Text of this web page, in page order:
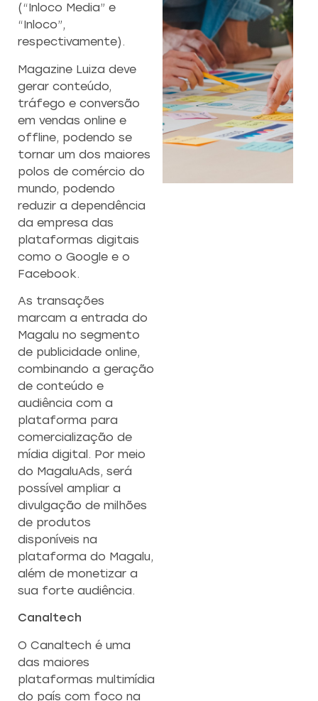
(“Inloco Media” e
“Inloco”,
respectivamente).
Magazine Luiza deve
gerar conteúdo,
tráfego e conversão
em vendas online e
offline, podendo se
tornar um dos maiores
polos de comércio do
mundo, podendo
reduzir a dependência
da empresa das
plataformas digitais
como o Google e o
Facebook.
As transações
marcam a entrada do
Magalu no segmento
de publicidade online,
combinando a geração
de conteúdo e
audiência com a
plataforma para
comercialização de
mídia digital. Por meio
do MagaluAds, será
possível ampliar a
divulgação de milhões
de produtos
disponíveis na
plataforma do Magalu,
além de monetizar a
sua forte audiência.
Canaltech
O Canaltech é uma
das maiores
plataformas multimídia
do país com foco na
e
AVALIAÇÃO
DE
EMPRESAS
Conheça o potencial
empresa com a nossa
expertise em
empresarial.
Saiba mais